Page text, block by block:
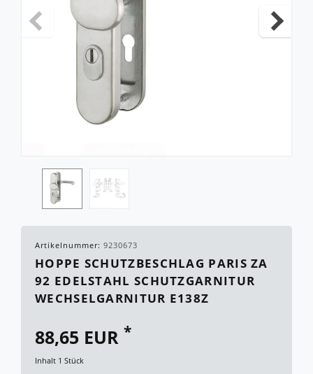
Artikelnummer: 9230673
HOPPE SCHUTZBESCHLAG PARIS ZA
92 EDELSTAHL SCHUTZGARNITUR
WECHSELGARNITUR E138Z
88,65 EUR *
Inhalt 1 Stück